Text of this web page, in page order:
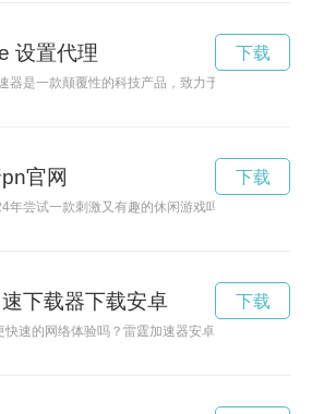
设置代理
器是一款颠覆性的科技产品，致力于帮助使用者探
下载
官网
年尝试一款刺激又有趣的休闲游戏吗？佛跳墙vp定
下载
下载器下载安卓
快速的网络体验吗？雷霆加速器安卓手机版应运而
下载